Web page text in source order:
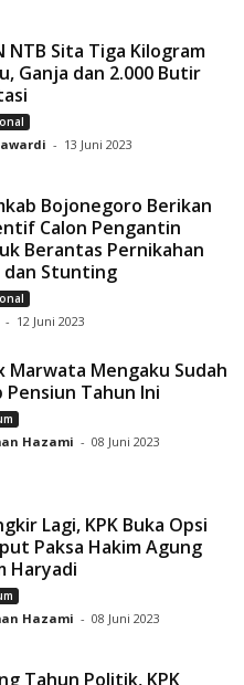
NTB Sita Tiga Kilogram
Ganja dan 2.000 Butir
- 13 Juni 2023
Bojonegoro Berikan
Calon Pengantin
Berantas Pernikahan
dan Stunting
- 12 Juni 2023
Marwata Mengaku Sudah
Pensiun Tahun Ini
Hazami - 08 Juni 2023
Lagi, KPK Buka Opsi
Paksa Hakim Agung
Haryadi
Hazami - 08 Juni 2023
Tahun Politik, KPK